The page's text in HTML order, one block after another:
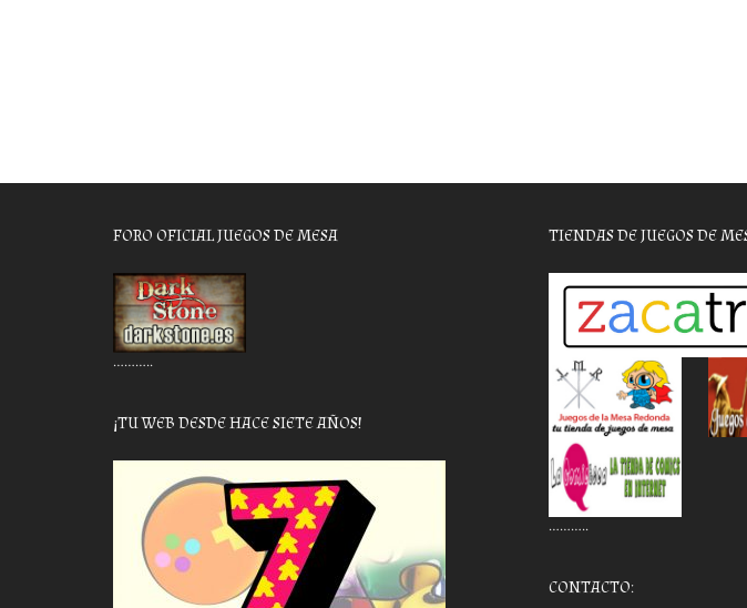
FORO OFICIAL JUEGOS DE MESA
………..
¡TU WEB DESDE HACE SIETE AÑOS!
TIENDAS DE JUEGOS DE
………..
CONTACTO: